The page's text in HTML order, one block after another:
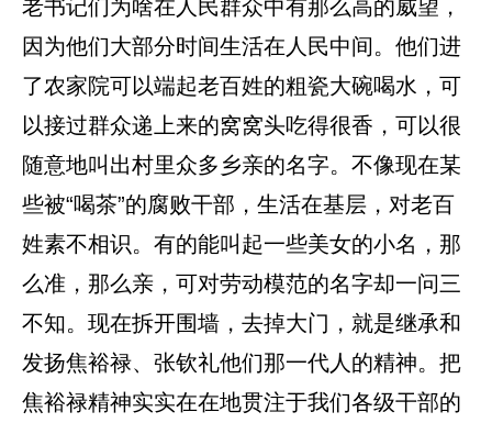
老书记们为啥在人民群众中有那么高的威望，
因为他们大部分时间生活在人民中间。他们进
了农家院可以端起老百姓的粗瓷大碗喝水，可
以接过群众递上来的窝窝头吃得很香，可以很
随意地叫出村里众多乡亲的名字。不像现在某
些被“喝茶”的腐败干部，生活在基层，对老百
姓素不相识。有的能叫起一些美女的小名，那
么准，那么亲，可对劳动模范的名字却一问三
不知。现在拆开围墙，去掉大门，就是继承和
发扬焦裕禄、张钦礼他们那一代人的精神。把
焦裕禄精神实实在在地贯注于我们各级干部的